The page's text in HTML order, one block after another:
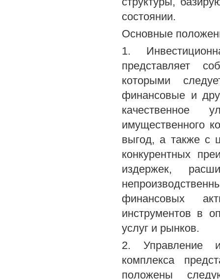
состоянии.
Основные
1.
представляет
которыми
финансовые и
качественное
имущественного
выгод, а также с
конкурентных
издержек,
финансовых
инструментов в
услуг и рынков.
2. Управление
комплекса
положены